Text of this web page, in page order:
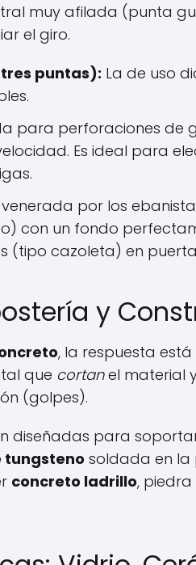
muy afilada (punta
el giro.
puntas): La de uso
para perforaciones de
Es ideal para
por los
con un fondo
(tipo cazoleta) en
y
, la respuesta
que cortanel material
(golpes).
diseñadas para
tungsteno soldada en la
concreto ladrillo, piedra